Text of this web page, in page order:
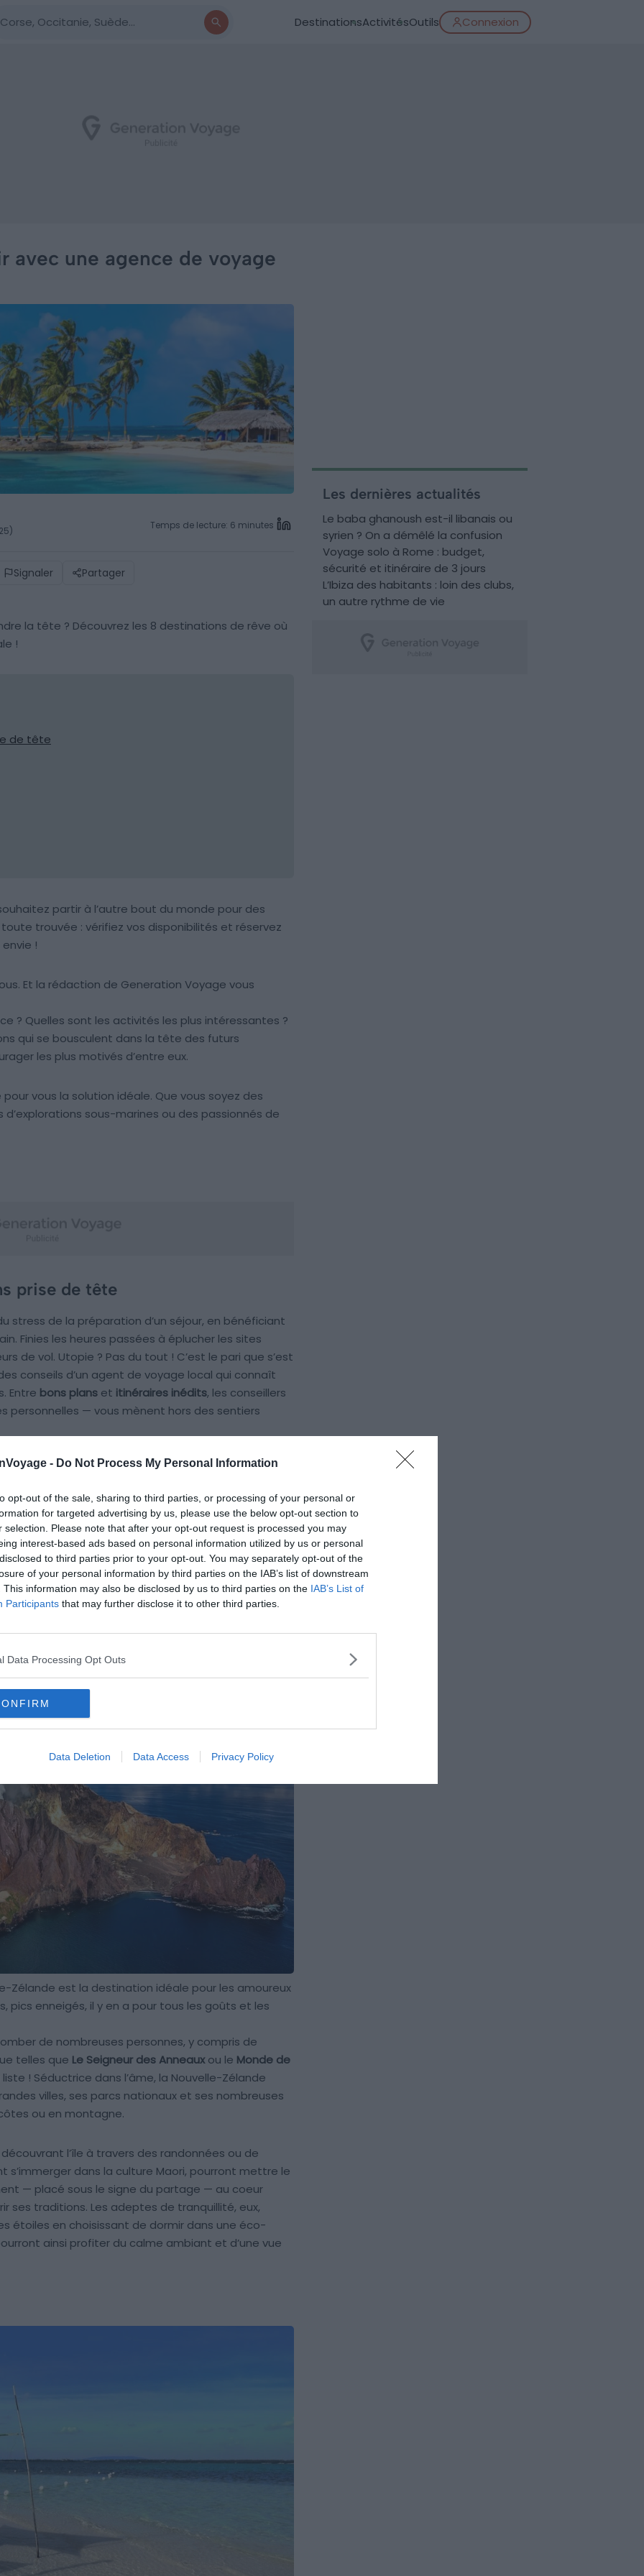
- Do Not Process My Personal Information
opt-out of the sale, sharing to third parties, or processing of your personal or
for targeted advertising by us, please use the below opt-out section to
selection. Please note that after your opt-out request is processed you may
interest-based ads based on personal information utilized by us or personal
to third parties prior to your opt-out. You may separately opt-out of the
of your personal information by third parties on the IAB’s list of downstream
This information may also be disclosed by us to third parties on the IAB’s List of
Participants that may further disclose it to other third parties.
Data Processing Opt Outs
Data Deletion Data Access Privacy Policy
DestinationsActivitésOutils Connexion
avec une agence de voyage
Temps de lecture: 6 minutes
Signaler Partager
la tête ? Découvrez les 8 destinations de rêve où
!
de tête
partir à l’autre bout du monde pour des
trouvée : vérifiez vos disponibilités et réservez
!
Et la rédaction de Generation Voyage vous
? Quelles sont les activités les plus intéressantes ?
qui se bousculent dans la tête des futurs
les plus motivés d’entre eux.
vous la solution idéale. Que vous soyez des
sous-marines ou des passionnés de
prise de tête
stress de la préparation d’un séjour, en bénéficiant
Finies les heures passées à éplucher les sites
de vol. Utopie ? Pas du tout ! C’est le pari que s’est
conseils d’un agent de voyage local qui connaît
Entre bons plans et itinéraires inédits, les conseillers
personnelles — vous mènent hors des sentiers
plusieursservices complémentairesqui visent à
sans se perdre des heures sur le net, vous
vol,commander un visa en ligneet plus encore ! En
la destination qui vous fait vibrer et partir l’esprit
bagages dans la minute, direction l’aventure !
Zélande est la destination idéale pour les amoureux
pics enneigés, il y en a pour tous les goûts et les
de nombreuses personnes, y compris de
telles que Le Seigneur des Anneauxou le Monde de
! Séductrice dans l’âme, la Nouvelle-Zélande
villes, ses parcs nationaux et ses nombreuses
ou en montagne.
l’île à travers des randonnées ou de
s’immerger dans la culture Maori, pourront mettre le
— placé sous le signe du partage — au coeur
ses traditions. Les adeptes de tranquillité, eux,
étoiles en choisissant de dormir dans une éco-
ainsi profiter du calme ambiant et d’une vue
Les dernières actualités
Le baba ghanoush est-il libanais ou
syrien ? On a démêlé la confusion
Voyage solo à Rome : budget,
sécurité et itinéraire de 3 jours
L’Ibiza des habitants : loin des clubs,
un autre rythme de vie